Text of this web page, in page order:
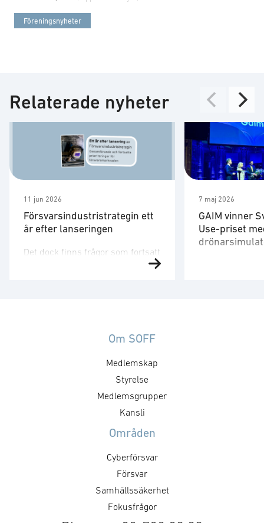
Föreningsnyheter
Relaterade nyheter
11 jun 2026
Försvarsindustristrategin ett
år efter lanseringen
Det dock finns frågor som fortsatt
behöver utvecklas. Strategin är
styrning, upphandling, avtal,
formar försvarsmarknaden
genom hur den agerar som kund.
Det handlar inte bara om ökade
försvarsinvesteringar, utan också
anskaffningsprinciper,
7 maj 2026
GAIM vinner
Use-priset
Om SOFF
Medlemskap
Styrelse
Medlemsgrupper
Kansli
Områden
Cyberförsvar
Försvar
Samhällssäkerhet
Fokusfrågor